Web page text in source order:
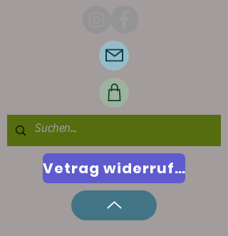
Vetrag widerrufen